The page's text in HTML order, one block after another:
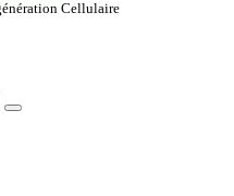
Cellulaire